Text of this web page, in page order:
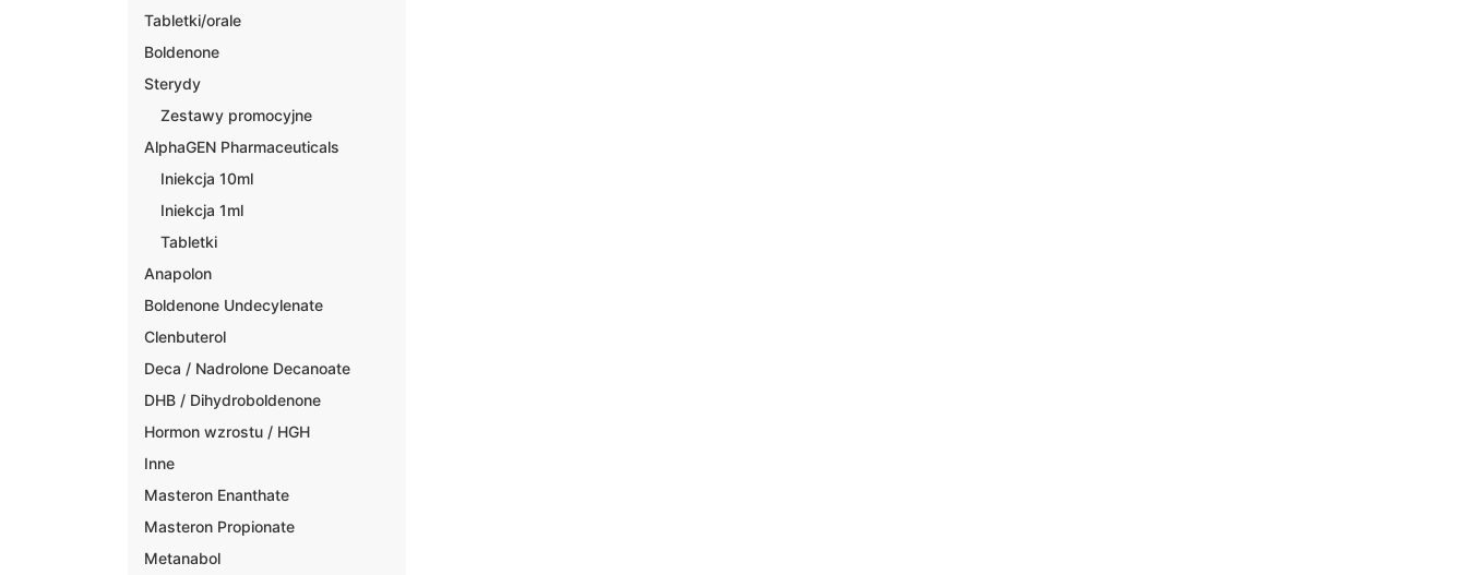
Tabletki/orale
Boldenone
Sterydy
Zestawy promocyjne
AlphaGEN Pharmaceuticals
Iniekcja 10ml
Iniekcja 1ml
Tabletki
Anapolon
Boldenone Undecylenate
Clenbuterol
Deca / Nadrolone Decanoate
DHB / Dihydroboldenone
Hormon wzrostu / HGH
Inne
Masteron Enanthate
Masteron Propionate
Metanabol